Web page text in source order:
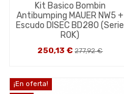
Kit Basico Bombin
Antibumping MAUER NW5 +
Escudo DISEC BD280 (Serie
ROK)
250,13 €277,92 €
¡En oferta!